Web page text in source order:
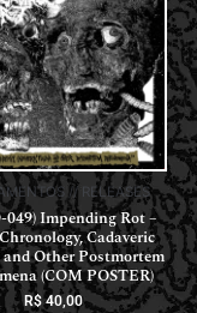
// RELEASES
049) Impending Rot –
Cadaveric
Other Postmortem
(COM POSTER)
R$40,00